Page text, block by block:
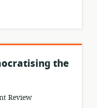
the
Review